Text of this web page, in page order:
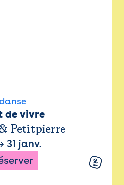
danse
de vivre
Petitpierre
31 janv.